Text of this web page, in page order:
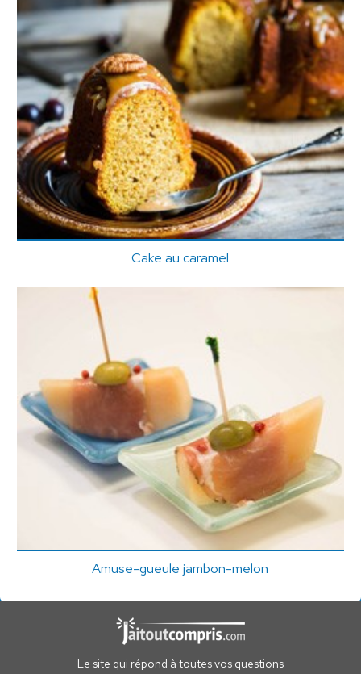
Cake au caramel
Amuse-gueule jambon-melon
Le site qui répond à toutes vos questions